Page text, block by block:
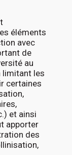
éléments
avec
de
au
limitant les
certaines
et ainsi
apporter
des